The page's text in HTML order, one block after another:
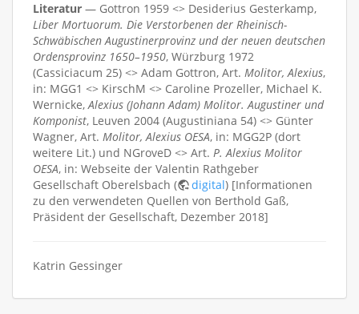
Literatur — Gottron 1959 <> Desiderius Gesterkamp,
Liber Mortuorum. Die Verstorbenen der Rheinisch-
Schwäbischen Augustinerprovinz und der neuen deutschen
Ordensprovinz 1650–1950, Würzburg 1972
(Cassiciacum 25) <> Adam Gottron, Art. Molitor, Alexius,
in: MGG1 <> KirschM <> Caroline Prozeller, Michael K.
Wernicke,Alexius (Johann Adam) Molitor. Augustiner und
Komponist, Leuven 2004 (Augustiniana 54) <> Günter
Wagner, Art. Molitor, Alexius OESA, in: MGG2P (dort
weitere Lit.) und NGroveD <> Art. P. Alexius Molitor
OESA, in: Webseite der Valentin Rathgeber
Gesellschaft Oberelsbach (
digital) [Informationen
zu den verwendeten Quellen von Berthold Gaß,
Präsident der Gesellschaft, Dezember 2018]
Katrin Gessinger